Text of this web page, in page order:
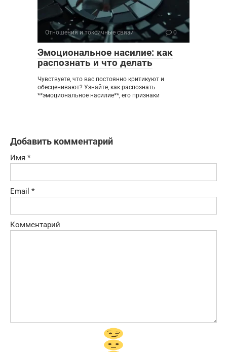
Отношения и токсичные связи 0
Эмоциональное насилие: как
распознать и что делать
Чувствуете, что вас постоянно критикуют и
обесценивают? Узнайте, как распознать
**эмоциональное насилие**, его признаки
Добавить комментарий
Имя *
Email *
Комментарий